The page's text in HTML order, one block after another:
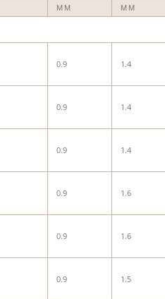
MM MM
0.9 1.4
0.9 1.4
0.9 1.4
0.9 1.6
0.9 1.6
0.9 1.5